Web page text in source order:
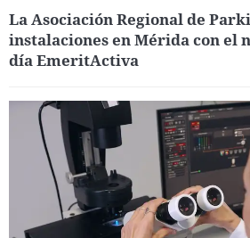
La Asociación Regional de
instalaciones en Mérida con el
día EmeritActiva